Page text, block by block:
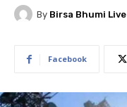
By Birsa Bhumi Live
Facebook